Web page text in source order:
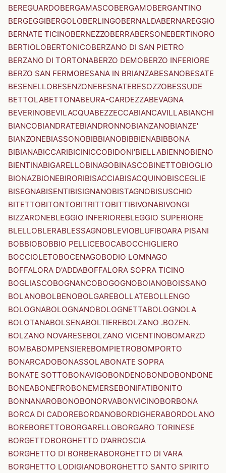
BEREGUARDOBERGAMASCOBERGAMOBERGANTINO
BERGEGGIBERGOLOBERLINGOBERNALDABERNAREGGIO
BERNATE TICINOBERNEZZOBERRABERSONEBERTINORO
BERTIOLOBERTONICOBERZANO DI SAN PIETRO
BERZANO DI TORTONABERZO DEMOBERZO INFERIORE
BERZO SAN FERMOBESANA IN BRIANZABESANOBESATE
BESENELLOBESENZONEBESNATEBESOZZOBESSUDE
BETTOLABETTONABEURA-CARDEZZABEVAGNA
BEVERINOBEVILACQUABEZZECCABIANCAVILLABIANCHI
BIANCOBIANDRATEBIANDRONNOBIANZANOBIANZE'
BIANZONEBIASSONOBIBBIANOBIBBIENABIBBONA
BIBIANABICCARIBICINICCOBIDONI'BIELLABIENNOBIENO
BIENTINABIGARELLOBINAGOBINASCOBINETTOBIOGLIO
BIONAZBIONEBIRORIBISACCIABISACQUINOBISCEGLIE
BISEGNABISENTIBISIGNANOBISTAGNOBISUSCHIO
BITETTOBITONTOBITRITTOBITTIBIVONABIVONGI
BIZZARONEBLEGGIO INFERIOREBLEGGIO SUPERIORE
BLELLOBLERABLESSAGNOBLEVIOBLUFIBOARA PISANI
BOBBIOBOBBIO PELLICEBOCABOCCHIGLIERO
BOCCIOLETOBOCENAGOBODIO LOMNAGO
BOFFALORA D'ADDABOFFALORA SOPRA TICINO
BOGLIASCOBOGNANCOBOGOGNOBOIANOBOISSANO
BOLANOBOLBENOBOLGAREBOLLATEBOLLENGO
BOLOGNABOLOGNANOBOLOGNETTABOLOGNOLA
BOLOTANABOLSENABOLTIEREBOLZANO .BOZEN.
BOLZANO NOVARESEBOLZANO VICENTINOBOMARZO
BOMBABOMPENSIEREBOMPIETROBOMPORTO
BONARCADOBONASSOLABONATE SOPRA
BONATE SOTTOBONAVIGOBONDENOBONDOBONDONE
BONEABONEFROBONEMERSEBONIFATIBONITO
BONNANAROBONOBONORVABONVICINOBORBONA
BORCA DI CADOREBORDANOBORDIGHERABORDOLANO
BOREBORETTOBORGARELLOBORGARO TORINESE
BORGETTOBORGHETTO D'ARROSCIA
BORGHETTO DI BORBERABORGHETTO DI VARA
BORGHETTO LODIGIANOBORGHETTO SANTO SPIRITO